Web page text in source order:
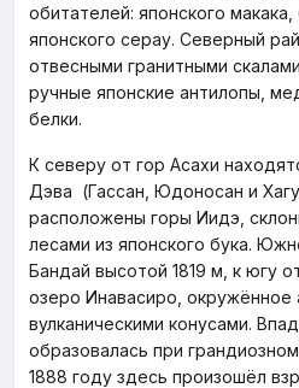
обитателей: японского
японского серау. Северный
отвесными гранитными
ручные японские антилопы,
белки.
К северу от гор Асахи
Дэва (Гассан, Юдоносан и
расположены горы Иидэ,
лесами из японского бука.
Бандай высотой 1819 м, к югу
озеро Инавасиро, окружённое
вулканическими конусами.
образовалась при
1888 году здесь произошёл